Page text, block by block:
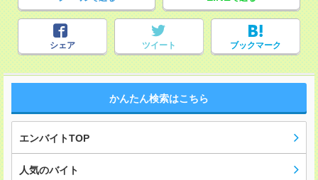
シェア ツイート ブックマーク
かんたん検索はこちら
エンバイトTOP
人気のバイト